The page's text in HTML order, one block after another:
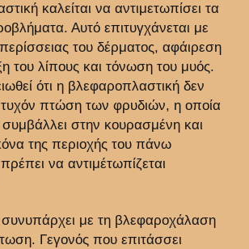
καλείται να αντιμετωπίσει τα
Αυτό επιτυγχάνεται με
του δέρματος, αφάιρεση
του λίπους και τόνωση του μυός.
ότι η βλεφαροπλαστική δεν
τυχόν πτώση των φρυδιών, η οποία
στην κουρασμένη και
της περιοχής του πάνω
να αντιμέτωπίζεται
συνυπάρχει με τη βλεφαροχάλαση
Γεγονός που επιτάσσει